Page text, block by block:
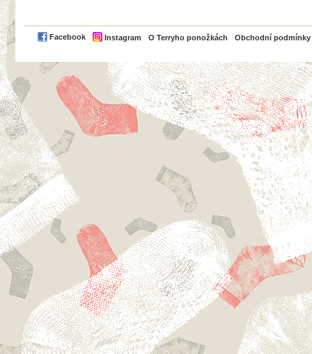
Facebook Instagram O Terryho ponožkách Obchodní podmínky
PayPal